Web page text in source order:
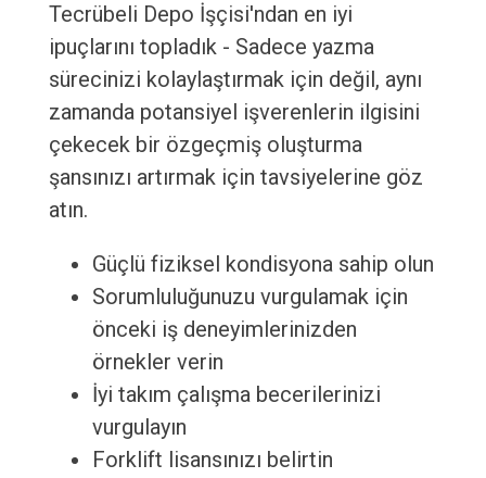
Tecrübeli Depo İşçisi'ndan en iyi
ipuçlarını topladık - Sadece yazma
sürecinizi kolaylaştırmak için değil, aynı
zamanda potansiyel işverenlerin ilgisini
çekecek bir özgeçmiş oluşturma
şansınızı artırmak için tavsiyelerine göz
atın.
Güçlü fiziksel kondisyona sahip olun
Sorumluluğunuzu vurgulamak için
önceki iş deneyimlerinizden
örnekler verin
İyi takım çalışma becerilerinizi
vurgulayın
Forklift lisansınızı belirtin